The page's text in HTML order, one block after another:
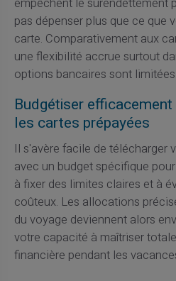
empêchent le surendettement
pas dépenser plus que ce que
carte. Comparativement aux
une flexibilité accrue surtout
options bancaires sont limitées.
Budgétiser
les cartes prépayées
Il s'avère facile de télécharger
avec un budget spécifique
à fixer des limites claires et à
coûteux. Les allocations
du voyage deviennent alors
votre capacité à maîtriser
financière pendant les